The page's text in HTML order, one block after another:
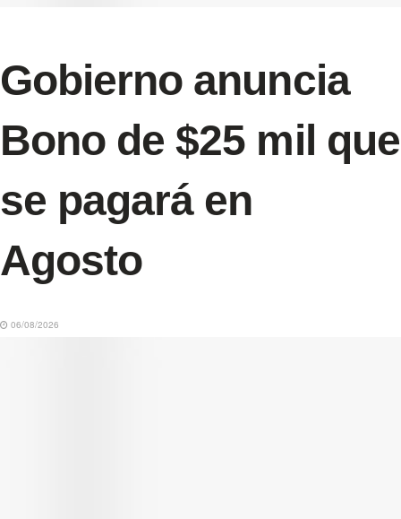
Gobierno anuncia
Bono de $25 mil que
se pagará en
Agosto
06/08/2026